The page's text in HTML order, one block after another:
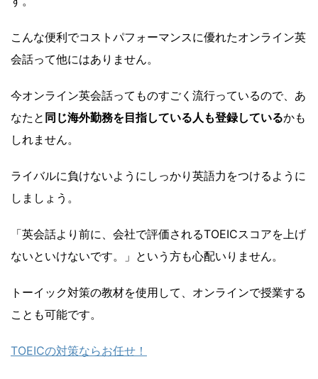
こんな便利でコストパフォーマンスに優れたオンライン英
会話って他にはありません。
今オンライン英会話ってものすごく流行っているので、あ
なたと 同じ海外勤務を目指している人も登録しているかも
しれません。
ライバルに負けないようにしっかり英語力をつけるように
しましょう。
「英会話より前に、会社で評価されるTOEICスコアを上げ
ないといけないです。」という方も心配いりません。
トーイック対策の教材を使用して、オンラインで授業する
ことも可能です。
TOEICの対策ならお任せ！